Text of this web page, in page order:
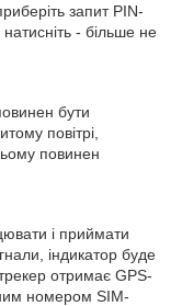
запит PIN-
- більше не
бути
повітрі,
повинен
і приймати
індикатор буде
отримає GPS-
номером SIM-